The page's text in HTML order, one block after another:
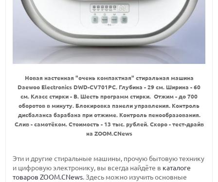
Новая настенная "очень компактная" стиральная машина
Daewoo Electronics DWD-CV701PC. Глубина - 29 см. Ширина - 60
см. Класс стирки - B. Шесть программ стирки. Отжим - до 700
оборотов в минуту. Блокировка панели управления. Контроль
дисбаланса барабана при отжиме. Контроль пенообразования.
Слив - самотёком. Стоимость - 13 тыс. рублей. Скоро - тест-драйв
на ZOOM.CNews
Эти и другие стиральные машины, прочую бытовую технику
и цифровую электронику, вы всегда найдёте в каталоге
товаров ZOOM.CNews. Здесь можно изучить основные